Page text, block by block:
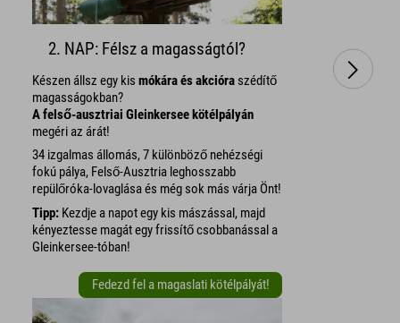
2. NAP: Félsz a magasságtól?
Készen állsz egy kis mókára és akcióra szédítő
magasságokban?
A felső-ausztriai Gleinkersee kötélpályán
megéri az árát!
34 izgalmas állomás, 7 különböző nehézségi
fokú pálya, Felső-Ausztria leghosszabb
repülőróka-lovaglása és még sok más várja Önt!
Tipp: Kezdje a napot egy kis mászással, majd
kényeztesse magát egy frissítő csobbanással a
Gleinkersee-tóban!
Fedezd fel a magaslati kötélpályát!